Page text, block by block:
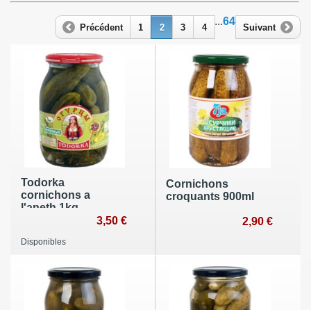
Précédent 1 2 3 4
...64
Suivant
Todorka
cornichons a
l'aneth 1kg
3,50 €
Disponibles
Cornichons
croquants 900ml
2,90 €